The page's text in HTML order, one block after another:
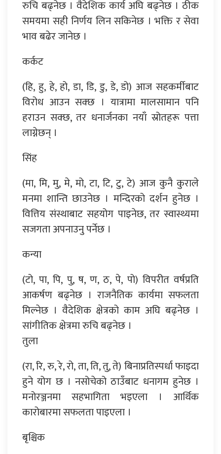
रुचि बढ्नेछ । वैदेशिक कार्य अघि बढ्नेछ । ठीक
समयमा सही निर्णय लिन सकिनेछ । भक्ति र सेवा
भाव बढेर जानेछ ।
कर्कट
(हि, हु, हे, हो, डा, डि, डु, डे, डो) आज सहकर्मीबाट
विरोध आउन सक्छ । यात्रामा मालसामान पनि
हराउन सक्छ, तर धनार्जनका नयाँ स्रोतहरू पत्ता
लाग्नेछन् ।
सिंह
(मा, मि, मु, मे, मो, टा, टि, टु, टे) आज कुनै कुराले
मनमा शान्ति छाउनेछ । मन्दिरको दर्शन हुनेछ ।
वित्तिय संस्थाबाट सहयोग पाइनेछ, तर स्वास्थ्यमा
सजगता अपनाउनु पर्नेछ ।
कन्या
(टो, पा, पि, पु, ष, ण, ठ, पे, पो) विपरीत वर्षप्रति
आकर्षण बढ्नेछ । राजनैतिक कार्यमा सफलता
मिल्नेछ । वैदेशिक क्षेत्रको काम अघि बढ्नेछ ।
सांगीतिक क्षेत्रमा रुचि बढ्नेछ ।
तुला
(रा, रि, रु, रे, रो, ता, ति, तु, ते) बिनाप्रतिस्पर्धा फाइदा
हुने योग छ । नसोचेको ठाउँबाट धनागम हुनेछ ।
मनोरञ्जनमा सहभागिता भइएला । आर्थिक
कारोबारमा सफलता पाइएला ।
बृश्चिक